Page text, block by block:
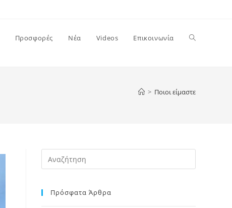
Προσφορές Νέα Videos Επικοινωνία
> Ποιοι είμαστε
Πρόσφατα Άρθρα